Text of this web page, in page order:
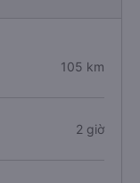
105 km
2 giờ